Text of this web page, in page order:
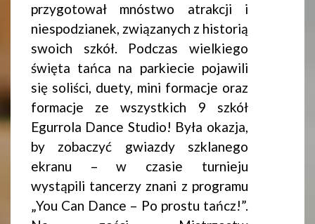
przygotował mnóstwo atrakcji i
niespodzianek, związanych z historią
swoich szkół. Podczas wielkiego
święta tańca na parkiecie pojawili
się soliści, duety, mini formacje oraz
formacje ze wszystkich 9 szkół
Egurrola Dance Studio! Była okazja,
by zobaczyć gwiazdy szklanego
ekranu – w czasie turnieju
wystąpili tancerzy znani z programu
„You Can Dance – Po prostu tańcz!”.